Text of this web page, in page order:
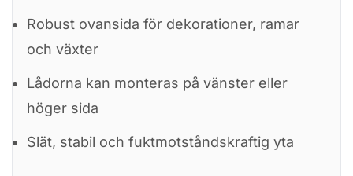
Robust ovansida för dekorationer, ramar
och växter
Lådorna kan monteras på vänster eller
höger sida
Slät, stabil och fuktmotståndskraftig yta